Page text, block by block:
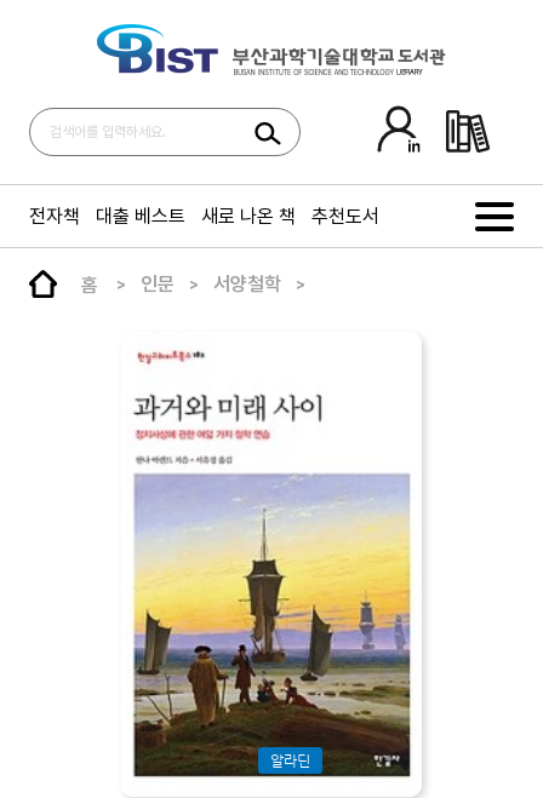
전자책 대출 베스트 새로 나온 책 추천도서
홈 인문 서양철학
알라딘